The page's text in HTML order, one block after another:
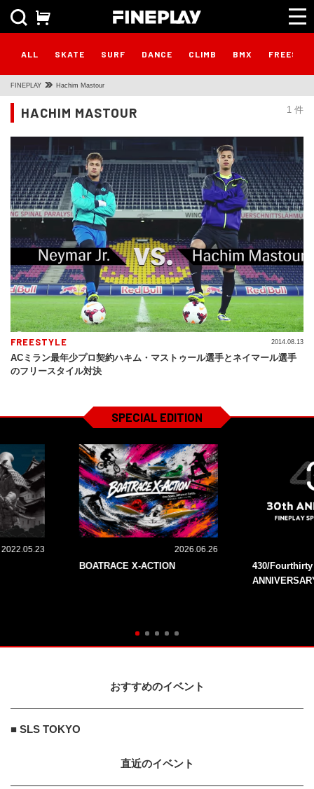
ALL SKATE SURF DANCE CLIMB BMX
FINEPLAY Hachim Mastour
1 件
HACHIM MASTOUR
FREESTYLE
ACミラン最年少プロ契約ハキム・マストゥール選手とネイマール選手
のフリースタイル対決
2014.08.13
SPECIAL EDITION
2022.05.23 2026.06.26
BOATRACE X-ACTION
430/
おすすめのイベント
■ SLS TOKYO
直近のイベント